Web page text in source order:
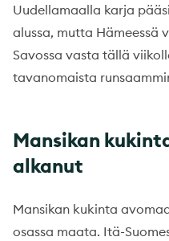
Uudellamaalla karja
alussa, mutta Hämeessä
Savossa vasta tällä
tavanomaista
Mansikan
alkanut
Mansikan kukinta
osassa maata. Itä-